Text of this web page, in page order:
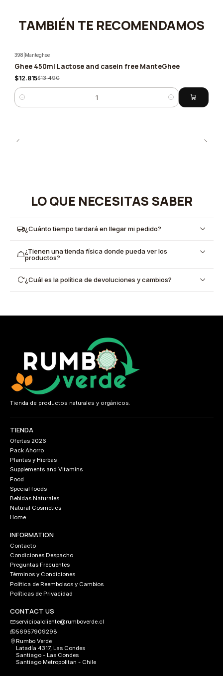
TAMBIÉN TE RECOMENDAMOS
-5%
398 Manteghee
Ghee 450ml Lactose and casein free ManteGhee
$12.815$13.490
Quantity
LO QUE NECESITAS SABER
¿Cuánto tiempo tardará en llegar mi pedido?
¿Tienen una tienda física donde pueda ver los
productos?
¿Cuál es la política de devoluciones y cambios?
Tienda de productos naturales y orgánicos.
TIENDA
Ofertas 2026
Pack Ahorro
Plantas y Hierbas
Supplements and Vitamins
Food
Special foods
Bebidas Naturales
Natural Cosmetics
Home
INFORMATION
Contacto
Condiciones Despacho
Preguntas Frecuentes
Términos y Condiciones
Política de Reembolsos y Cambios
Políticas de Privacidad
CONTACT US
servicioalcliente@rumboverde.cl
56957909298
Rumbo Verde
Latadía 4317, Las Condes
Santiago - Las Condes
Santiago Metropolitan - Chile